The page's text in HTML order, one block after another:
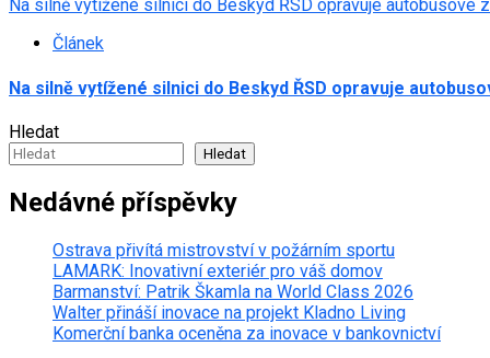
Na silně vytížené silnici do Beskyd ŘSD opravuje autobusové
Článek
Na silně vytížené silnici do Beskyd ŘSD opravuje
Hledat
Hledat
Nedávné příspěvky
Ostrava přivítá mistrovství v požárním sportu
LAMARK: Inovativní exteriér pro váš domov
Barmanství: Patrik Škamla na World Class 2026
Walter přináší inovace na projekt Kladno Living
Komerční banka oceněna za inovace v bankovnictví